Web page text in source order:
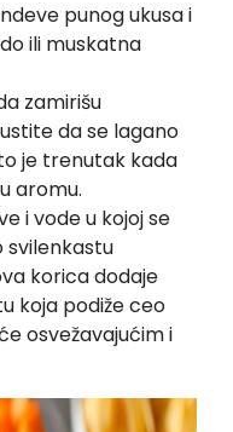
punog ukusa i
ili muskatna
zamirišu
da se lagano
je trenutak kada
aromu.
i vode u kojoj se
svilenkastu
korica dodaje
koja podiže ceo
osvežavajućim i